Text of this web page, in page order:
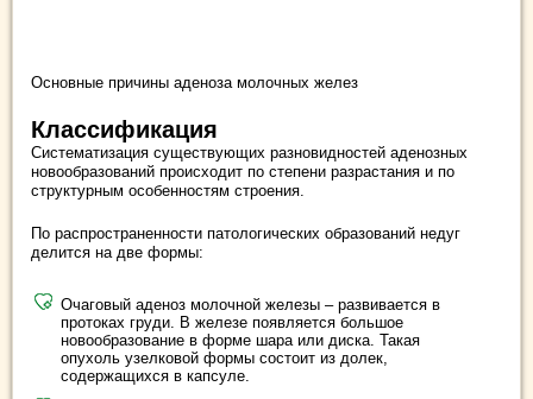
Основные причины аденоза молочных желез
Классификация
Систематизация существующих разновидностей аденозных
новообразований происходит по степени разрастания и по
структурным особенностям строения.
По распространенности патологических образований недуг
делится на две формы:
Очаговый аденоз молочной железы – развивается в
протоках груди. В железе появляется большое
новообразование в форме шара или диска. Такая
опухоль узелковой формы состоит из долек,
содержащихся в капсуле.